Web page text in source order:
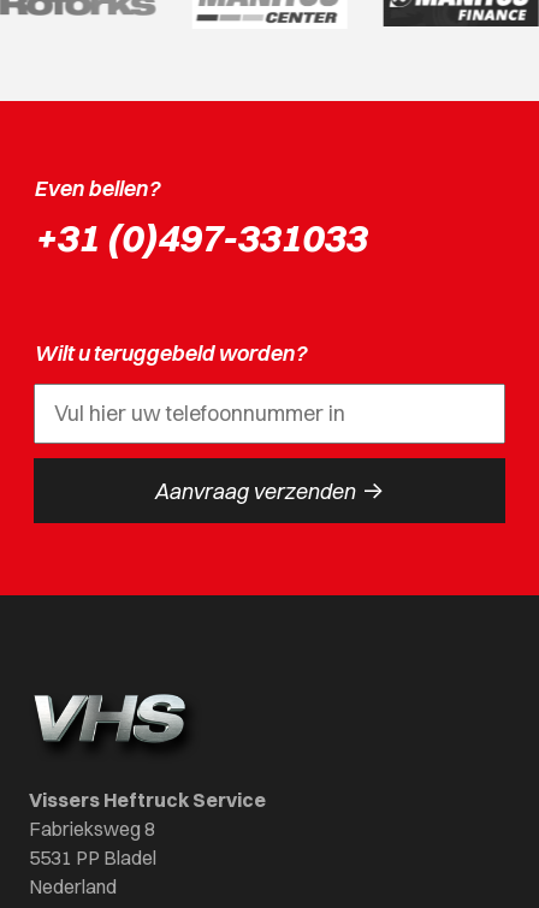
Even bellen?
+31 (0)497-331033
Wilt u teruggebeld worden?
Aanvraag verzenden ->
Vissers Heftruck Service
Fabrieksweg 8
5531 PP Bladel
Nederland